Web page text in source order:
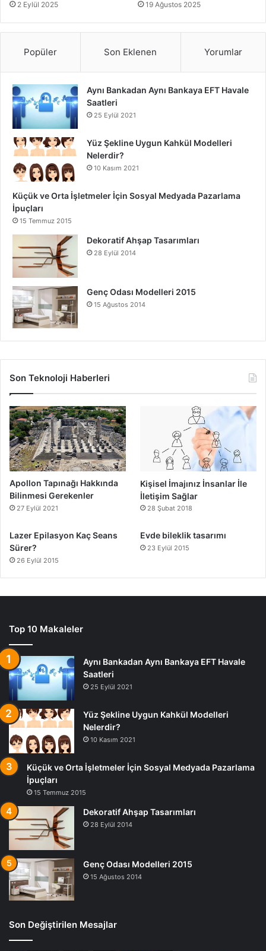
2 Eylül 2025 19 Ağustos 2025
Popüler Son Eklenen Yorumlar
Aynı Bankadan Aynı Bankaya EFT Havale
Saatleri
25 Eylül 2021
Yüz Şekline Uygun Kahkül Modelleri
Nelerdir?
10 Kasım 2021
Küçük ve Orta İşletmeler İçin Sosyal Medyada Pazarlama
İpuçları
15 Temmuz 2015
Dekoratif Ahşap Tasarımları
28 Eylül 2014
Genç Odası Modelleri 2015
15 Ağustos 2014
Son Teknoloji Haberleri
Apollon Tapınağı Hakkında
Bilinmesi Gerekenler
27 Eylül 2021
Kişisel İmajınız İnsanlar İle
İletişim Sağlar
28 Şubat 2018
Lazer Epilasyon Kaç Seans
Sürer?
26 Eylül 2015
Evde bileklik tasarımı
23 Eylül 2015
Top 10 Makaleler
Aynı Bankadan Aynı Bankaya EFT Havale
Saatleri
25 Eylül 2021
Yüz Şekline Uygun Kahkül Modelleri
Nelerdir?
10 Kasım 2021
Küçük ve Orta İşletmeler İçin Sosyal Medyada Pazarlama
İpuçları
15 Temmuz 2015
Dekoratif Ahşap Tasarımları
28 Eylül 2014
Genç Odası Modelleri 2015
15 Ağustos 2014
Son Değiştirilen Mesajlar